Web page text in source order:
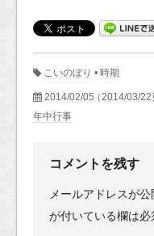
こいのぼり • 時期
2014/02/05（2014/03/22
年中行事
コメントを残す
メールアドレスが
が付いている欄は必